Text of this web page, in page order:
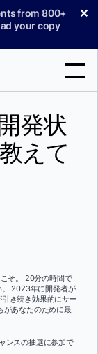
from 800+
your copy
✕
発状
えて
そ。 20分の時間で
。 2023年に開発者が
き続き効果的にサー
があなたのために最
ンスの抽選に参加で